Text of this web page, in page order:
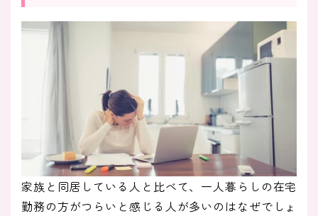
家族と同居している人と比べて、一人暮らしの在宅
勤務の方がつらいと感じる人が多いのはなぜでしょ